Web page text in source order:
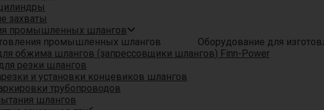
захваты
промышленных шлангов
Оборудование для
обжима шлангов (запрессовщики шлангов) Finn-Power
резки шлангов
и установки концевиков шлангов
трубопроводов
шлангов